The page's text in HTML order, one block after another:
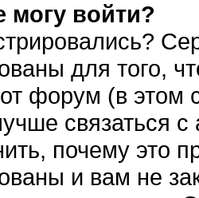
могу войти?
для того,
форум (в
связаться
почему это
и вам не